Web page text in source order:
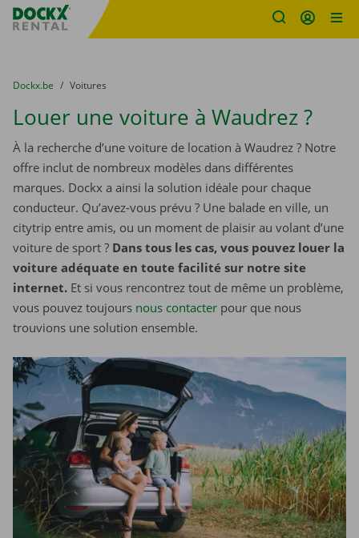
sitename
You are here:
du
Dockx.be to
Voitures
Louer une voiture à Waudrez ?
À la recherche d’une voiture de location à Waudrez ? Notre
offre inclut de nombreux modèles dans différentes
marques. Dockx a ainsi la solution idéale pour chaque
conducteur. Qu’avez-vous prévu ? Une balade en ville, un
citytrip entre amis, ou un moment de plaisir au volant d’une
voiture de sport ? Dans tous les cas, vous pouvez louer la
voiture adéquate en toute facilité sur notre site
internet. Et si vous rencontrez tout de même un problème,
vous pouvez toujours nous contacter pour que nous
trouvions une solution ensemble.